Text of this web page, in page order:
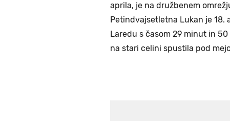
aprila, je na družbenem
Petindvajsetletna Lukan je 18.
Laredu s časom 29 minut in
na stari celini spustila pod